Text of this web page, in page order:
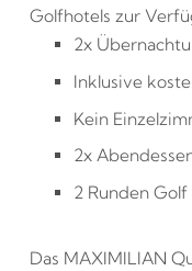
Golfhotels zur
2x
Inklusive
Kein
2x
2 Runden Golf
Das MAXIMILIAN